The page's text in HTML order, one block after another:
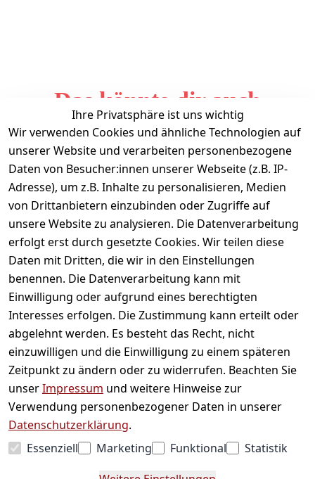
Das könnte dir auch
gefallen
Ihre Privatsphäre ist uns wichtig
Wir verwenden Cookies und ähnliche Technologien auf
unserer Website und verarbeiten personenbezogene
Daten von Besucher:innen unserer Webseite (z.B. IP-
Adresse), um z.B. Inhalte zu personalisieren, Medien
von Drittanbietern einzubinden oder Zugriffe auf
unsere Website zu analysieren. Die Datenverarbeitung
erfolgt erst durch gesetzte Cookies. Wir teilen diese
Daten mit Dritten, die wir in den Einstellungen
benennen. Die Datenverarbeitung kann mit
Einwilligung oder aufgrund eines berechtigten
Interesses erfolgen. Die Zustimmung kann erteilt oder
abgelehnt werden. Es besteht das Recht, nicht
einzuwilligen und die Einwilligung zu einem späteren
Zeitpunkt zu ändern oder zu widerrufen. Beachten Sie
unserImpressum und weitere Hinweise zur
Verwendung personenbezogener Daten in unserer
Datenschutzerklärung.
Essenziell
Marketing Funktional
Statistik
Informationen
Mein Konto
Vertrag widerrufen
Unternehmen
Zahlarten